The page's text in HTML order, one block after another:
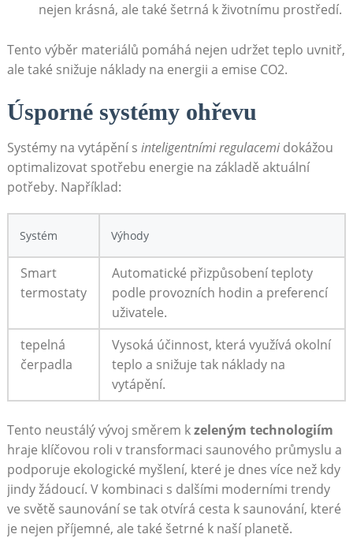
nejen krásná, ale také šetrná k životnímu prostředí.
Tento‌ výběr​ materiálů⁢ pomáhá nejen udržet teplo uvnitř,
ale také snižuje náklady na energii a emise CO2.
Úsporné systémy ohřevu
Systémy na vytápění s inteligentními regulacemidokážou
optimalizovat spotřebu energie na základě‌ aktuální⁢
potřeby. Například:
Systém Výhody
Smart
termostaty
Automatické přizpůsobení ⁤teploty‌
podle provozních hodin a preferencí
uživatele.
tepelná
čerpadla
Vysoká účinnost, ‍která⁤ využívá okolní
teplo a snižuje tak⁣ náklady na
vytápění.
Tento neustálý vývoj směrem ‍k​zeleným ⁤technologiím
hraje klíčovou⁤ roli v ‌transformaci saunového průmyslu a
podporuje ekologické‌ myšlení, které je​ dnes více než kdy
jindy žádoucí. V ⁤kombinaci s⁢ dalšími moderními trendy
ve světě ⁣saunování ‌se tak otvírá cesta k saunování,⁤ které
je nejen příjemné, ale také šetrné k naší ⁢planetě.